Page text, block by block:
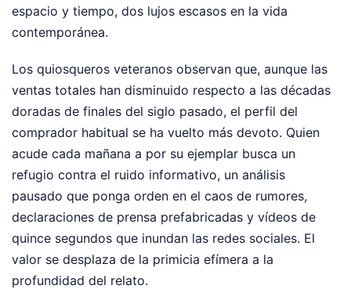
espacio y tiempo, dos lujos escasos en la vida
contemporánea.
Los quiosqueros veteranos observan que, aunque las
ventas totales han disminuido respecto a las décadas
doradas de finales del siglo pasado, el perfil del
comprador habitual se ha vuelto más devoto. Quien
acude cada mañana a por su ejemplar busca un
refugio contra el ruido informativo, un análisis
pausado que ponga orden en el caos de rumores,
declaraciones de prensa prefabricadas y vídeos de
quince segundos que inundan las redes sociales. El
valor se desplaza de la primicia efímera a la
profundidad del relato.